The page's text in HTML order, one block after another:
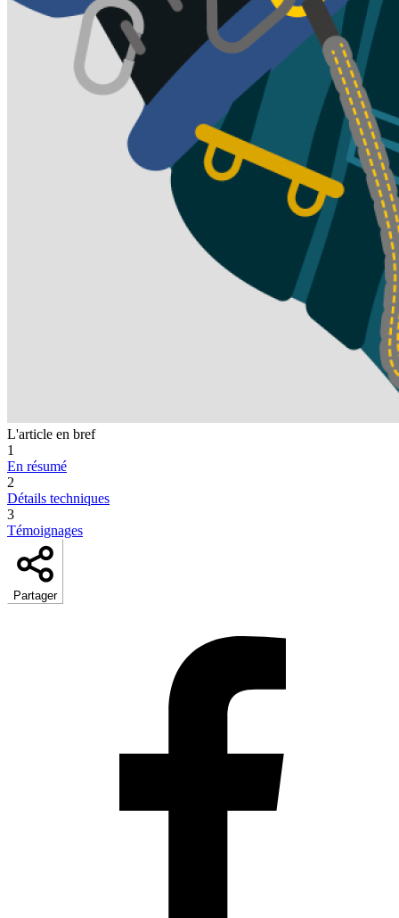
L'article en bref
1
En résumé
2
Détails techniques
3
Témoignages
Partager